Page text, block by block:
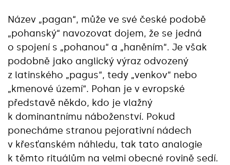
Název „pagan“, může ve své české podobě
„pohanský“ navozovat dojem, že se jedná
o spojení s „pohanou“ a „haněním“. Je však
podobně jako anglický výraz odvozený
z latinského „pagus“, tedy „venkov“ nebo
„kmenové území“. Pohan je v evropské
představě někdo, kdo je vlažný
k dominantnímu náboženství. Pokud
ponecháme stranou pejorativní nádech
v křesťanském náhledu, tak tato analogie
k těmto rituálům na velmi obecné rovině sedí.